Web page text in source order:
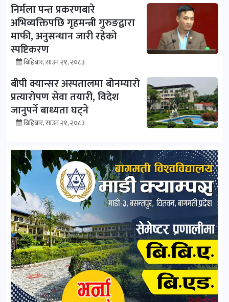
निर्मला पन्त प्रकरणबारे
अभिव्यक्तिपछि गृहमन्त्री गुरुङद्वारा
माफी, अनुसन्धान जारी रहेको
स्पष्टिकरण
बिहिबार, साउन २१, २०८३
बीपी क्यान्सर अस्पतालमा बोनम्यारो
प्रत्यारोपण सेवा तयारी, विदेश
जानुपर्ने बाध्यता घट्ने
बिहिबार, साउन २१, २०८३